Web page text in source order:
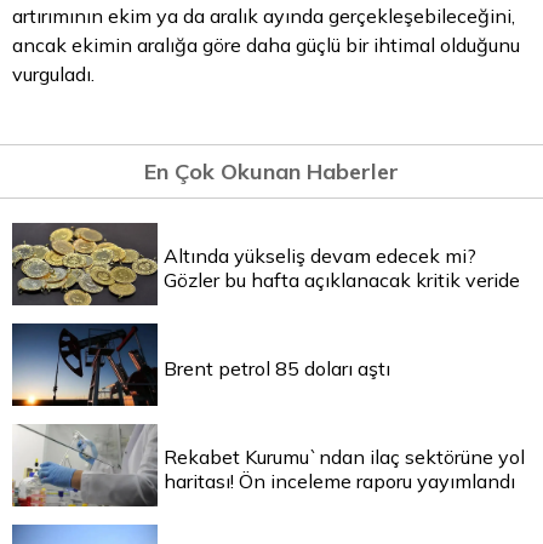
artırımının ekim ya da aralık ayında gerçekleşebileceğini,
ancak ekimin aralığa göre daha güçlü bir ihtimal olduğunu
vurguladı.
En Çok Okunan Haberler
Altında yükseliş devam edecek mi?
Gözler bu hafta açıklanacak kritik veride
Brent petrol 85 doları aştı
Rekabet Kurumu`ndan ilaç sektörüne yol
haritası! Ön inceleme raporu yayımlandı